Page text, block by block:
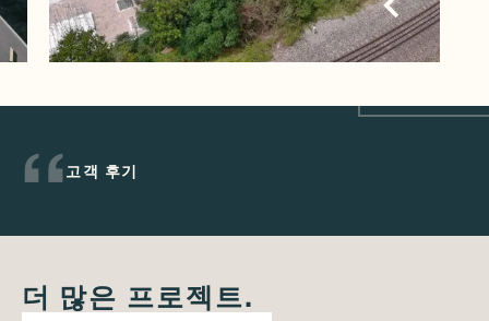
고객 후기
더 많은 프로젝트.